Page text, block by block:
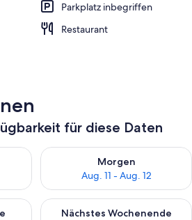
Parkplatz inbegriffen
Restaurant
für diese Daten
für heute Nacht, Aug. 10 - Aug.
Morgen
Aug. 11 - Aug. 12
Überprüfe die Verfügbarkeit
für dieses Wochenende, Aug. 14
Nächstes Wochenende
Überprüfe die Verfügbarkeit